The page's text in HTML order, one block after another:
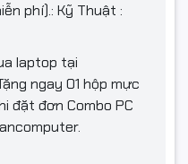
phí).: Kỹ Thuật :
laptop tại
ngay 01 hộp mực
đặt đơn Combo PC